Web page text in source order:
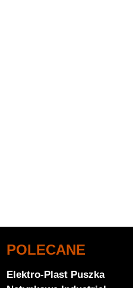
POLECANE
Elektro-Plast Puszka